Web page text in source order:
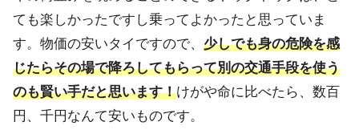
ても楽しかったですし乗ってよかったと思っていま
す。 物価の安いタイですので、 少しでも身の危険を感
じたらその場で降ろしてもらって別の交通手段を使う
のも賢い手だと思います！けがや命に比べたら、数百
円、 千円なんて安いものです。